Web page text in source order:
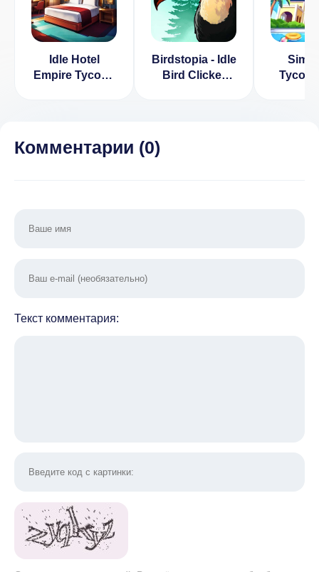
Idle Hotel
Empire Tycoon
Birdstopia - Idle
Bird Clicker
Sim
Комментарии (0)
Текст комментария: